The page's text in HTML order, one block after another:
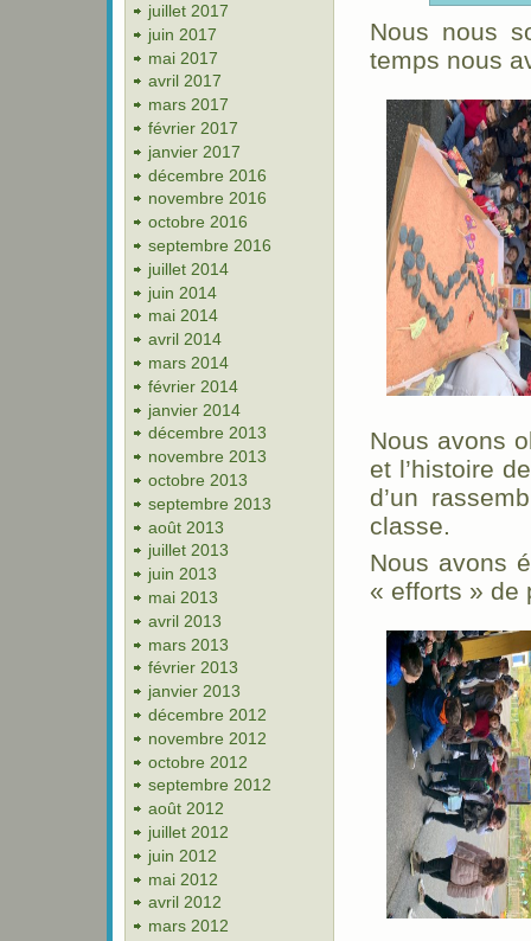
juillet 2017
juin 2017
mai 2017
avril 2017
mars 2017
février 2017
janvier 2017
décembre 2016
novembre 2016
octobre 2016
septembre 2016
juillet 2014
juin 2014
mai 2014
avril 2014
mars 2014
février 2014
janvier 2014
décembre 2013
novembre 2013
octobre 2013
septembre 2013
août 2013
juillet 2013
juin 2013
mai 2013
avril 2013
mars 2013
février 2013
janvier 2013
décembre 2012
novembre 2012
octobre 2012
septembre 2012
août 2012
juillet 2012
juin 2012
mai 2012
avril 2012
mars 2012
Nous nous
temps nous
Nous avons
et l’histoire
d’un
classe.
Nous avons
« efforts » de